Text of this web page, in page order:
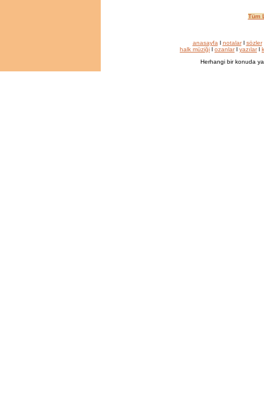
Tüm
anasayfa l notalarl sözler
halk müziği l ozanlarl yazılarl
Herhangi bir konuda